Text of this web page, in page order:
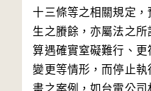
十三條等之相關規定
生之賸餘，亦屬法之
算遇確實窒礙難行、
變更等情形，而停止
畫之案例，如台電公